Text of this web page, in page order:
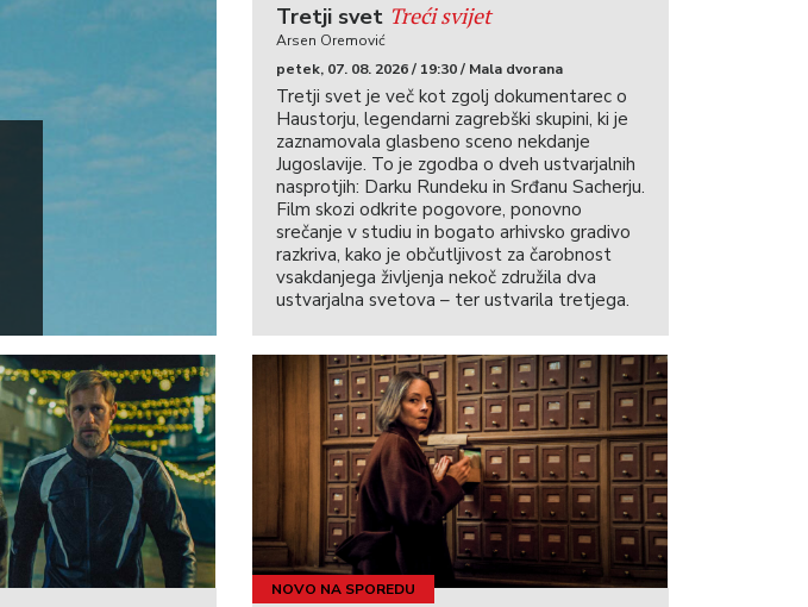
Tretji svet Treći svijet
Arsen Oremović
petek, 07. 08. 2026 / 19:30 / Mala dvorana
Tretji svet je več kot zgolj dokumentarec o
Haustorju, legendarni zagrebški skupini, ki je
zaznamovala glasbeno sceno nekdanje
Jugoslavije. To je zgodba o dveh ustvarjalnih
nasprotjih: Darku Rundeku in Srđanu Sacherju.
Film skozi odkrite pogovore, ponovno
srečanje v studiu in bogato arhivsko gradivo
razkriva, kako je občutljivost za čarobnost
vsakdanjega življenja nekoč združila dva
ustvarjalna svetova – ter ustvarila tretjega.
NOVO NA SPOREDU